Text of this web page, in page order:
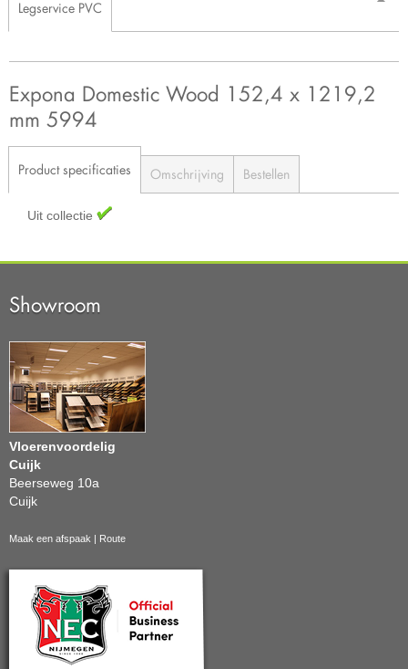
Legservice PVC
Expona Domestic Wood 152,4 x 1219,2
mm 5994
Product specificaties Omschrijving Bestellen
Uit collectie
Showroom
Vloerenvoordelig
Cuijk
Beerseweg 10a
Cuijk
Maak een afspaak Route